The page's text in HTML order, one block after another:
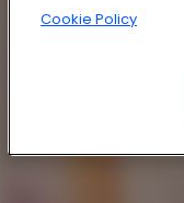
Cookie Policy